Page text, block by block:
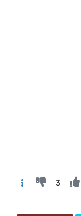
3